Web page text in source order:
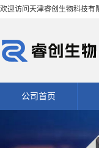
欢迎访问天津睿创生物科技有
公司首页